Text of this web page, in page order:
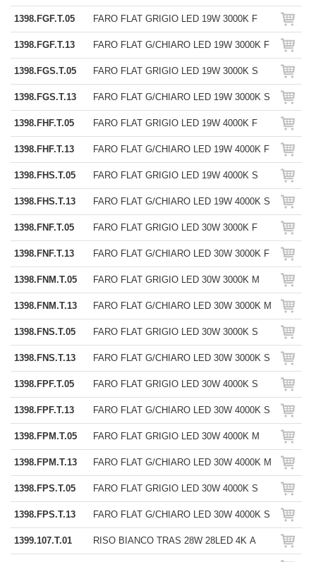
1398.FGF.T.05 FARO FLAT GRIGIO LED 19W 3000K F
1398.FGF.T.13 FARO FLAT G/CHIARO LED 19W 3000K F
1398.FGS.T.05 FARO FLAT GRIGIO LED 19W 3000K S
1398.FGS.T.13 FARO FLAT G/CHIARO LED 19W 3000K S
1398.FHF.T.05 FARO FLAT GRIGIO LED 19W 4000K F
1398.FHF.T.13 FARO FLAT G/CHIARO LED 19W 4000K F
1398.FHS.T.05 FARO FLAT GRIGIO LED 19W 4000K S
1398.FHS.T.13 FARO FLAT G/CHIARO LED 19W 4000K S
1398.FNF.T.05 FARO FLAT GRIGIO LED 30W 3000K F
1398.FNF.T.13 FARO FLAT G/CHIARO LED 30W 3000K F
1398.FNM.T.05 FARO FLAT GRIGIO LED 30W 3000K M
1398.FNM.T.13 FARO FLAT G/CHIARO LED 30W 3000K M
1398.FNS.T.05 FARO FLAT GRIGIO LED 30W 3000K S
1398.FNS.T.13 FARO FLAT G/CHIARO LED 30W 3000K S
1398.FPF.T.05 FARO FLAT GRIGIO LED 30W 4000K S
1398.FPF.T.13 FARO FLAT G/CHIARO LED 30W 4000K S
1398.FPM.T.05 FARO FLAT GRIGIO LED 30W 4000K M
1398.FPM.T.13 FARO FLAT G/CHIARO LED 30W 4000K M
1398.FPS.T.05 FARO FLAT GRIGIO LED 30W 4000K S
1398.FPS.T.13 FARO FLAT G/CHIARO LED 30W 4000K S
1399.107.T.01 RISO BIANCO TRAS 28W 28LED 4K A